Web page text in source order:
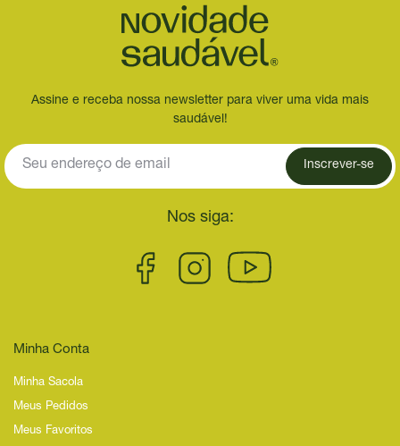
Assine e receba nossa newsletter para viver uma vida mais
saudável!
Inscrever-se
Nos siga:
Minha Conta
Minha Sacola
Meus Pedidos
Meus Favoritos